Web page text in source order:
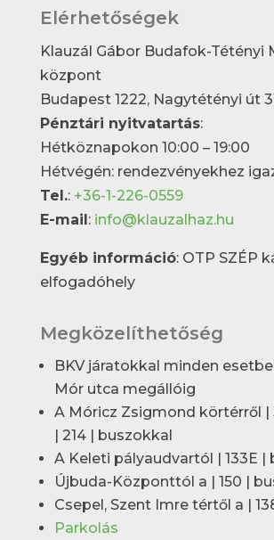
Elérhetőségek
Klauzál Gábor Budafok-Tétényi
központ
Budapest 1222, Nagytétényi út
Pénztári nyitvatartás:
Hétköznapokon 10:00 – 19:00
Hétvégén: rendezvényekhez
Tel.: +36-1-226-0559
E-mail: info@klauzalhaz.hu
Egyéb információ: OTP SZÉP
elfogadóhely
Megközelíthetőség
BKV járatokkal minden
Mór utca megállóig
A Móricz Zsigmond körtérről |
| 214 | buszokkal
A Keleti pályaudvartól | 133E |
Újbuda-Központtól a | 150 |
Csepel, Szent Imre tértől a |
Parkolás